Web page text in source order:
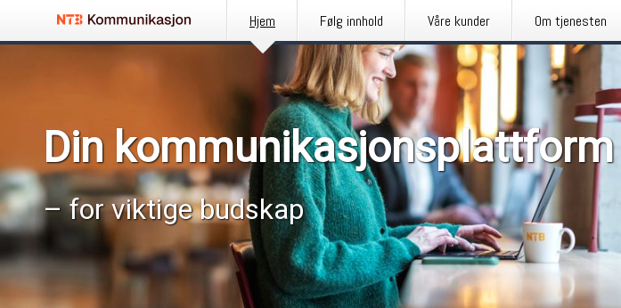
Hjem Følg innhold Våre kunder Om tjenesten
Din kommunikasjonsplattform
– for viktige budskap